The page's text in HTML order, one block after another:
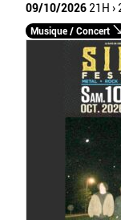
09/10/2026 21H ›
Musique / Concert